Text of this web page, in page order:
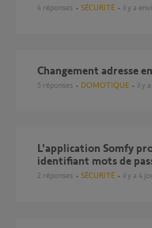
4 réponses SÉCURITÉ il y a
Changement adresse
5 réponses DOMOTIQUE il y
L'application Somfy protection ne reconnaît plus mes
identifiant mots de
2 réponses SÉCURITÉ il y a 4